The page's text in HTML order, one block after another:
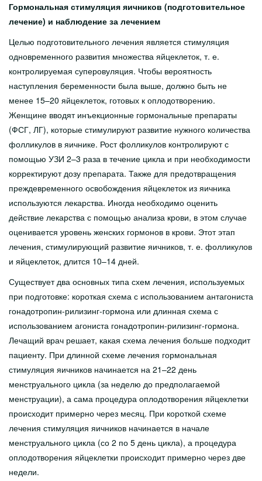
Гормональная стимуляция яичников (подготовительное
лечение) и наблюдение за лечением
Целью подготовительного лечения является стимуляция
одновременного развития множества яйцеклеток, т. е.
контролируемая суперовуляция. Чтобы вероятность
наступления беременности была выше, должно быть не
менее 15–20 яйцеклеток, готовых к оплодотворению.
Женщине вводят инъекционные гормональные препараты
(ФСГ, ЛГ), которые стимулируют развитие нужного количества
фолликулов в яичнике. Рост фолликулов контролируют с
помощью УЗИ 2–3 раза в течение цикла и при необходимости
корректируют дозу препарата. Также для предотвращения
преждевременного освобождения яйцеклеток из яичника
используются лекарства. Иногда необходимо оценить
действие лекарства с помощью анализа крови, в этом случае
оценивается уровень женских гормонов в крови. Этот этап
лечения, стимулирующий развитие яичников, т. е. фолликулов
и яйцеклеток, длится 10–14 дней.
Существует два основных типа схем лечения, используемых
при подготовке: короткая схема с использованием антагониста
гонадотропин-рилизинг-гормона или длинная схема с
использованием агониста гонадотропин-рилизинг-гормона.
Лечащий врач решает, какая схема лечения больше подходит
пациенту. При длинной схеме лечения гормональная
стимуляция яичников начинается на 21–22 день
менструального цикла (за неделю до предполагаемой
менструации), а сама процедура оплодотворения яйцеклетки
происходит примерно через месяц. При короткой схеме
лечения стимуляция яичников начинается в начале
менструального цикла (со 2 по 5 день цикла), а процедура
оплодотворения яйцеклетки происходит примерно через две
недели.